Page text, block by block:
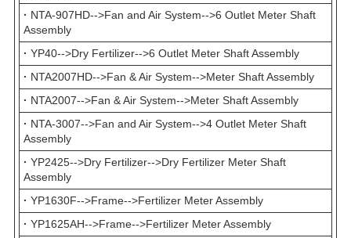
· NTA-907HD-->Fan and Air System-->6 Outlet Meter Shaft
Assembly
· YP40-->Dry Fertilizer-->6 Outlet Meter Shaft Assembly
· NTA2007HD-->Fan & Air System-->Meter Shaft Assembly
· NTA2007-->Fan & Air System-->Meter Shaft Assembly
· NTA-3007-->Fan and Air System-->4 Outlet Meter Shaft
Assembly
· YP2425-->Dry Fertilizer-->Dry Fertilizer Meter Shaft
Assembly
· YP1630F-->Frame-->Fertilizer Meter Assembly
· YP1625AH-->Frame-->Fertilizer Meter Assembly